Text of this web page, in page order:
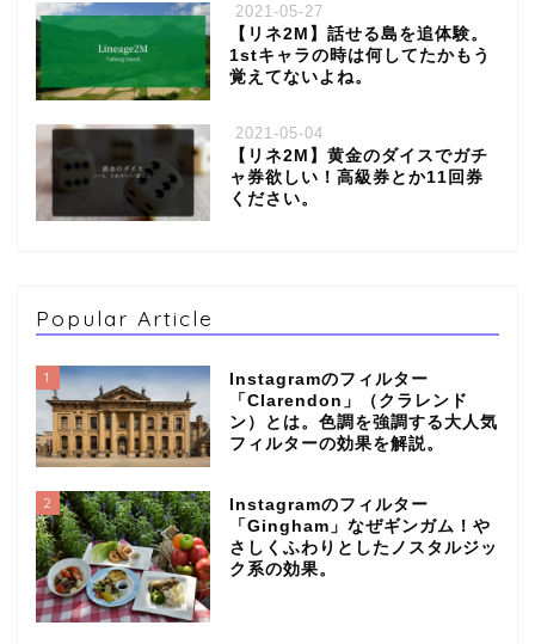
2021-05-27
【リネ2M】話せる島を追体験。
1stキャラの時は何してたかもう
覚えてないよね。
2021-05-04
【リネ2M】黄金のダイスでガチ
ャ券欲しい！高級券とか11回券
ください。
Popular Article
1
Instagramのフィルター
「Clarendon」（クラレンド
ン）とは。色調を強調する大人気
フィルターの効果を解説。
2
Instagramのフィルター
「Gingham」なぜギンガム！や
さしくふわりとしたノスタルジッ
ク系の効果。